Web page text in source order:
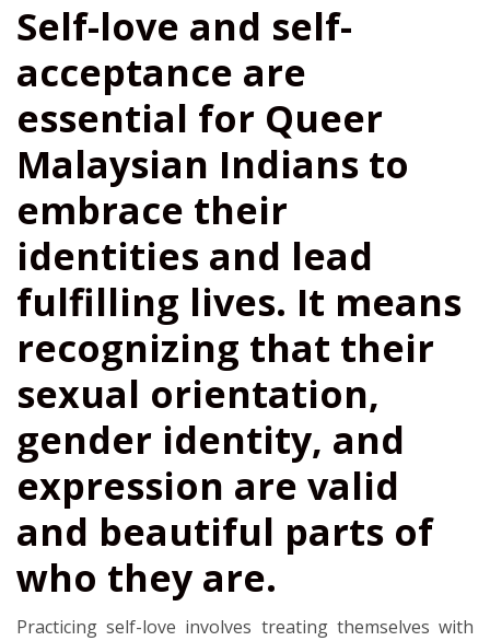
Self-love and self-
acceptance are
essential for Queer
Malaysian Indians to
embrace their
identities and lead
fulfilling lives. It means
recognizing that their
sexual orientation,
gender identity, and
expression are valid
and beautiful parts of
who they are.
Practicing self-love involves treating themselves with